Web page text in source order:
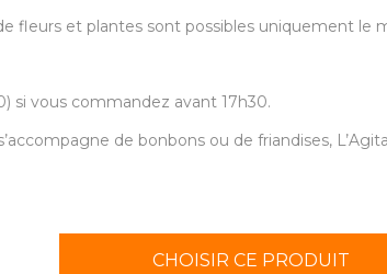
fleurs et plantes sont possibles uniquement le
si vous commandez avant 17h30.
de bonbons ou de friandises,
CHOISIR CE PRODUIT